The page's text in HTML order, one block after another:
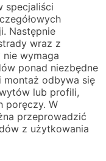
specjaliści
Następnie
wraz z
wymaga
ponad niezbędne
montaż odbywa się
lub profili,
poręczy. W
przeprowadzić
z użytkowania